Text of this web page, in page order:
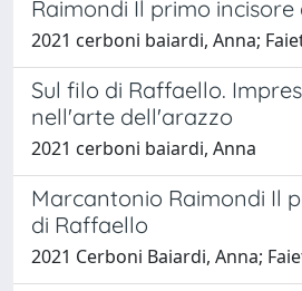
Raimondi Il primo
2021 cerboni baiardi, Anna;
Sul filo di Raffaello.
nell'arte dell'arazzo
2021 cerboni baiardi, Anna
Marcantonio Raimondi Il
di Raffaello
2021 Cerboni Baiardi, Anna;